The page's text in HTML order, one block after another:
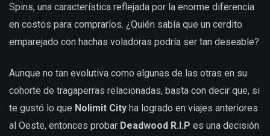
Spins, una característica reflejada por la enorme diferencia
en costos para comprarlos. ¿Quién sabía que un cerdito
emparejado con hachas voladoras podría ser tan deseable?
Aunque no tan evolutiva como algunas de las otras en su
cohorte de tragaperras relacionadas, basta con decir que, si
te gustó lo que Nolimit City ha logrado en viajes anteriores
al Oeste, entonces probar Deadwood R.I.P es una decisión